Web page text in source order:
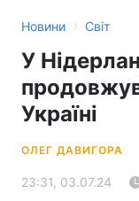
Новини › Світ
У
Україні
ОЛЕГ ДАВИГОРА
23:31, 03.07.24